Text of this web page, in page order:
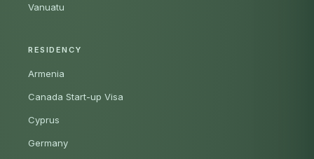
Vanuatu
RESIDENCY
Armenia
Canada Start-up Visa
Cyprus
Germany